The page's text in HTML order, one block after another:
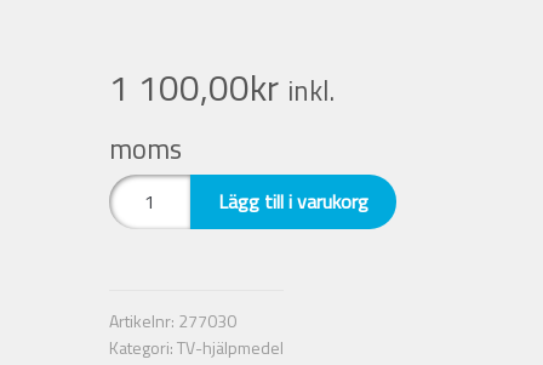
Mitt konto1 100,00kr inkl.
moms
Artone
TVB.
till
din
Lägg till i varukorg
Artikelnr: 277030
Kategori:TV-hjälpmedel